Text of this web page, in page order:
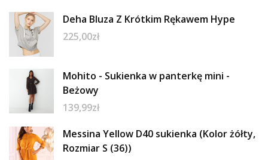
Deha Bluza Z Krótkim Rękawem Hype
225,00zł
Mohito - Sukienka w panterkę mini -
Beżowy
139,99zł
Messina Yellow D40 sukienka (Kolor żółty,
Rozmiar S (36))